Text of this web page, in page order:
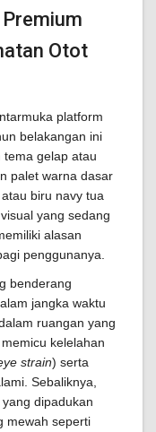
Otot
platform
belakangan ini
gelap atau
palet warna dasar
biru navy tua
yang sedang
alasan
penggunanya.
benderang
jangka waktu
ruangan yang
kelelahan
strain) serta
Sebaliknya,
dipadukan
mewah seperti